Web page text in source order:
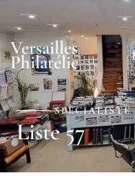
Versailles
Philatélie
Liste 57